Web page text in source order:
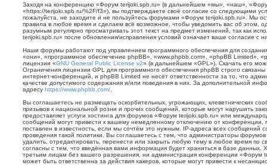
Заходя на конференцию «Форум terijoki.spb.ru» (в дальнейшем «мы», «наш»,
«https://terijoki.spb.ru/%2F/f3»), вы подтверждаете своё согласие со следующими
пожалуйста, не заходите и не пользуйтесь форумами «Форум terijoki.spb.ru». Мы
правила в любое время и сделаем всё возможное, чтобы уведомить вас об этом,
разумным регулярно просматривать этот текст на предмет изменений, так как
terijoki.spb.ru» после обновления/исправления условий означает ваше согласие с
Наши форумы работают под управлением программного обеспечения для
«они», «программное обеспечение phpBB», «www.phpbb.com», «phpBB Limited»,
лицензии «GNU General Public License v2» (в дальнейшем «GPL»). Скачать его
Ограничения лицензии GPL для программного обеспечения phpBB строго
интернет-конференций, и phpBB Limited не несёт ответственности за то, что
качестве допустимого содержания и/или поведения в них. За дополнительной
адресу https://www.phpbb.com/
Вы соглашаетесь не размещать оскорбительных, угрожающих, клеветнических
призывов к национальной розни и прочих сообщений, которые могут нарушить
предоставляет услуги хостинга для форумов «Форум terijoki.spb.ru» или
сообщений могут привести к вашему немедленному отключению от конференции,
поставлен в известность, если мы сочтём это нужным. IP-адреса всех сообщений
проведения такой политики. Вы соглашаетесь с тем, что администраторы
удалить, отредактировать, перенести или закрыть любую тему в любое время по
согласны с тем, что введённая вами информация будет храниться в базе данных.
третьим лицам без вашего разрешения, ни администрация конференции «Форум
может быть ответственна за действия хакеров, которые могут привести к